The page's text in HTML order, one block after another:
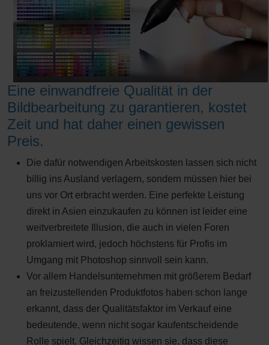
Eine einwandfreie Qualität in der
Bildbearbeitung zu garantieren, kostet
Zeit und hat daher einen gewissen
Preis.
Die dafür notwendigen Arbeitskosten lassen sich nicht
billig ins Ausland verlagern, sondern müssen hier bei
uns vor Ort erbracht werden. Eine perfekte Leistung
direkt in Asien einzukaufen zu können ist leider eine
weitverbreitete Illusion, die auch in vielen Foren
proklamiert wird, jedoch höchstens für Profis im
Umgang mit Photoshop sinnvoll sein kann.
Vor allem Handelsunternehmen mit größerem Bedarf
an freizustellenden Produktfotos haben schon lange
erkannt, dass der Qualitätsfaktor im Verkauf eine
bedeutende, wenn nicht sogar kaufentscheidende
Rolle spielt. Gleichzeitig wissen sie, dass diese